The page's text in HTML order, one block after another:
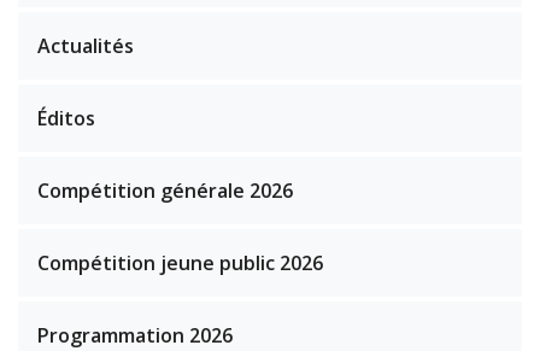
Actualités
Éditos
Compétition générale 2026
Compétition jeune public 2026
Programmation 2026